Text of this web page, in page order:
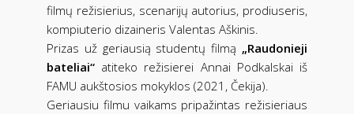
filmų režisierius, scenarijų autorius, prodiuseris,
kompiuterio dizaineris Valentas Aškinis.
Prizas už geriausią studentų filmą „Raudonieji
bateliai“ atiteko režisierei Annai Podkalskai iš
FAMU aukštosios mokyklos (2021, Čekija).
Geriausiu filmu vaikams pripažintas režisieriaus